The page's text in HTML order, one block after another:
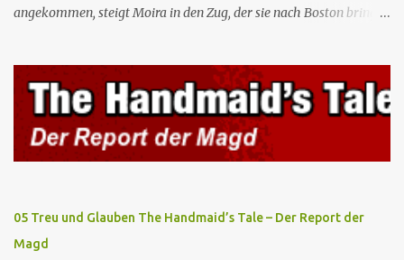
angekommen, steigt Moira in den Zug, der sie nach Boston bringen
Elisabeth sie mit der Peitsche bestraft. Gegenwart. June ist seit
dreizehn Tagen in ihrem Zimmer eingesperrt und entdeckt im
Kleiderschrank die Inschrift „Nolite te bastardes carborundorum”,
die wahrscheinlich von der Magd Difred hinterlassen wurde, die
vor ihr dort war. In Erwartung der Zeremonie bringt Serena June
Fred unfruchtbar ist und nur sie für eine ausbleibende
Schwangerschaft verantwortlich gemacht würde. June lehnt ab,
auch wenn dies das Scheitern der Zeremonie bedeutet. Während
05 Treu und Glauben The Handmaid’s Tale – Der Report der
Magd